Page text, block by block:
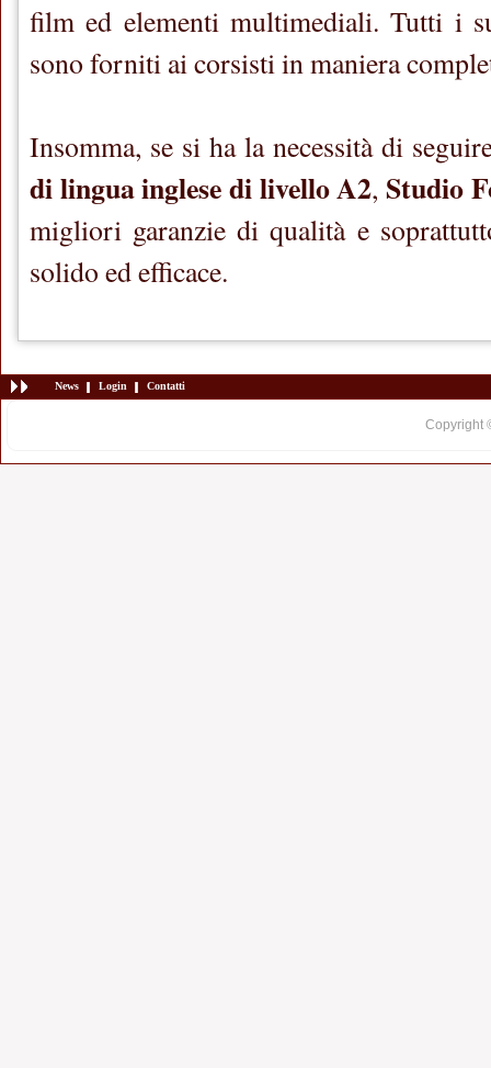
film ed elementi multimediali. Tutti i
sono forniti ai corsisti in maniera
Insomma, se si ha la necessità di
di lingua inglese di livello A2,Studio
migliori garanzie di qualità e
solido ed efficace.
News Login Contatti
Copyright